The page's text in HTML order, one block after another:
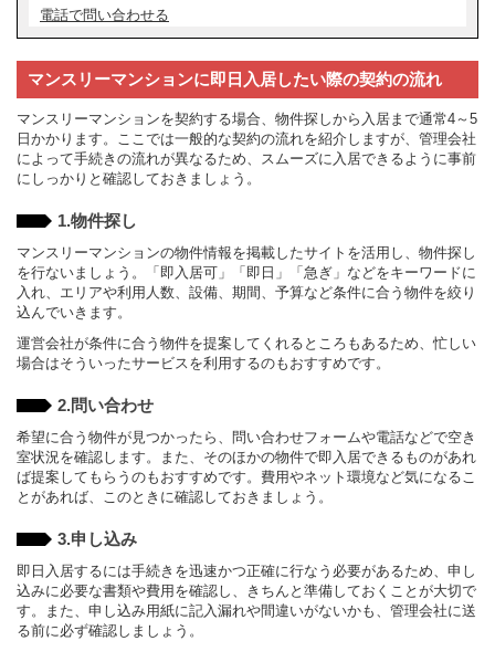
電話で問い合わせる
マンスリーマンションに即日入居したい際の契約の流れ
マンスリーマンションを契約する場合、物件探しから入居まで通常4～5
日かかります。ここでは一般的な契約の流れを紹介しますが、管理会社
によって手続きの流れが異なるため、スムーズに入居できるように事前
にしっかりと確認しておきましょう。
1.物件探し
マンスリーマンションの物件情報を掲載したサイトを活用し、物件探し
を行ないましょう。「即入居可」「即日」「急ぎ」などをキーワードに
入れ、エリアや利用人数、設備、期間、予算など条件に合う物件を絞り
込んでいきます。
運営会社が条件に合う物件を提案してくれるところもあるため、忙しい
場合はそういったサービスを利用するのもおすすめです。
2.問い合わせ
希望に合う物件が見つかったら、問い合わせフォームや電話などで空き
室状況を確認します。また、そのほかの物件で即入居できるものがあれ
ば提案してもらうのもおすすめです。費用やネット環境など気になるこ
とがあれば、このときに確認しておきましょう。
3.申し込み
即日入居するには手続きを迅速かつ正確に行なう必要があるため、申し
込みに必要な書類や費用を確認し、きちんと準備しておくことが大切で
す。また、申し込み用紙に記入漏れや間違いがないかも、管理会社に送
る前に必ず確認しましょう。